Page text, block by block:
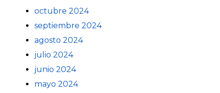
octubre 2024
septiembre 2024
agosto 2024
julio 2024
junio 2024
mayo 2024